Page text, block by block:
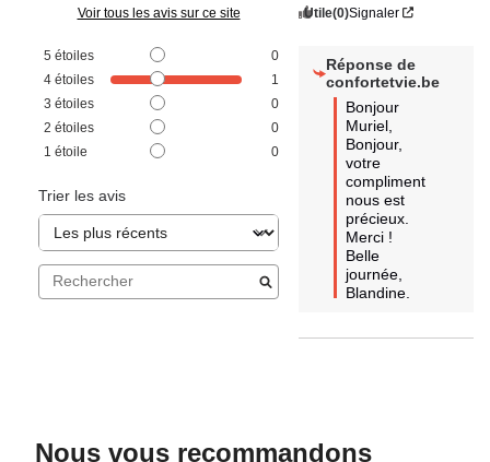
Voir tous les avis sur ce site
5 étoiles
0
4 étoiles
1
3 étoiles
0
2 étoiles
0
1 étoile 0
Trier les avis
Utile(0)Signaler
Réponse de
confortetvie.be
Bonjour
Muriel,
Bonjour,
votre
compliment
nous est
précieux.
Merci !
Belle
journée,
Blandine.
Nous vous recommandons